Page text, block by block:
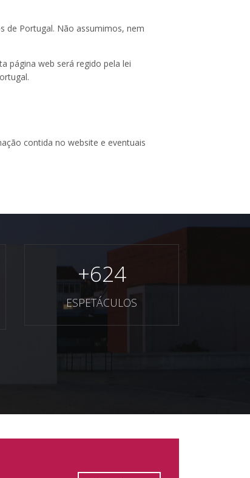
de Portugal. Não assumimos, nem
página web será regido pela lei
contida no website e eventuais
+624
ESPETÁCULOS